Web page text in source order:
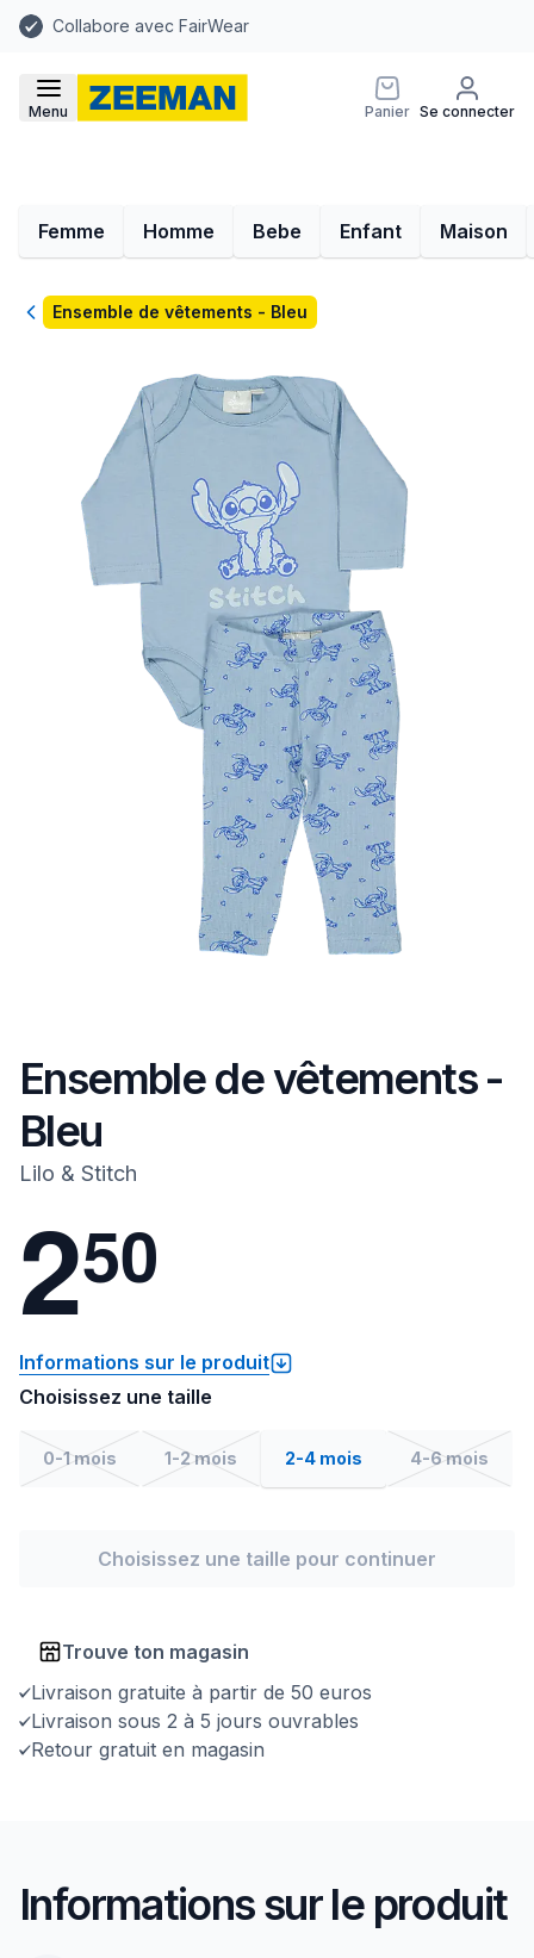
Collabore avec FairWear
Menu Panier Se connecter
Femme Homme Bebe Enfant Maison
RetourEnsemble de vêtements - Bleu
Ensemble de vêtements -
Bleu
Lilo & Stitch
250
Informations sur le produit
Choisissez une taille
0-1 mois 1-2 mois 2-4 mois 4-6 mois
Choisissez une taille pour continuer
Trouve ton magasin
Livraison gratuite à partir de 50 euros
Livraison sous 2 à 5 jours ouvrables
Retour gratuit en magasin
Informations sur le produit